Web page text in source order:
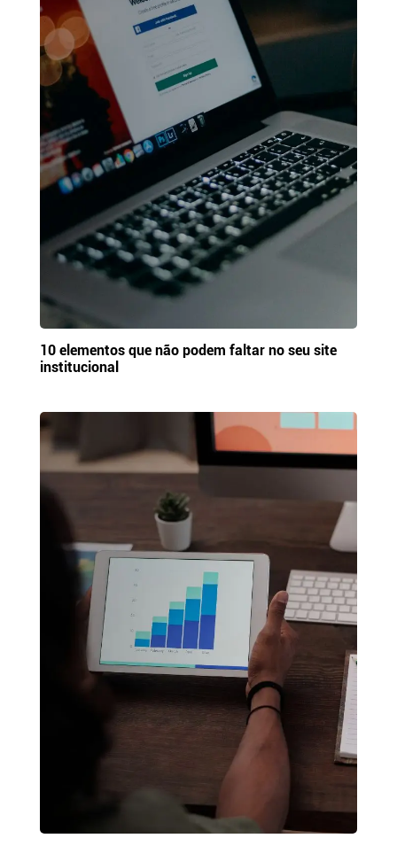
10 elementos que não podem faltar no seu site
institucional